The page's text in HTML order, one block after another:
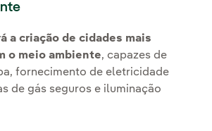
a criação de cidades mais
o meio ambiente, capazes de
fornecimento de eletricidade
de gás seguros e iluminação